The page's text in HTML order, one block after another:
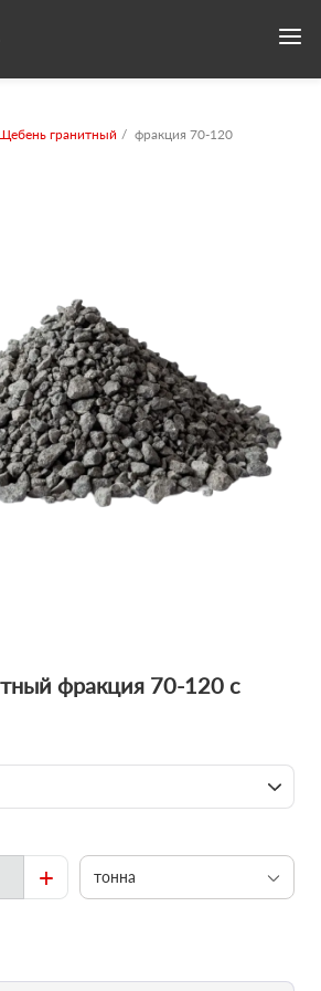
гранитный фракция 70-120
фракция 70-120 с
+ тонна